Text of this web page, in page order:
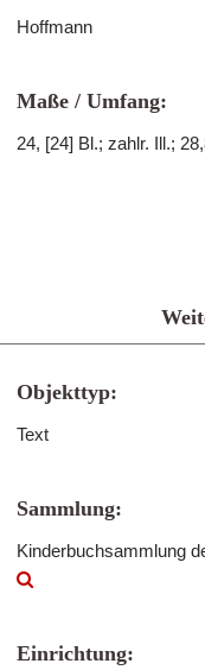
Hoffmann
Maße / Umfang:
24, [24] Bl.; zahlr. Ill.;
Objekttyp:
Text
Sammlung:
Kinderbuchsammlung
Einrichtung: